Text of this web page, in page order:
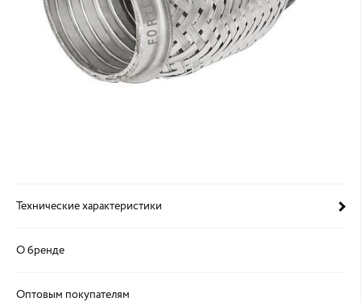
Технические характеристики
О бренде
Оптовым покупателям